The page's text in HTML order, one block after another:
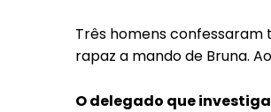
Três homens confessaram
rapaz a mando de Bruna. Ao
O delegado que